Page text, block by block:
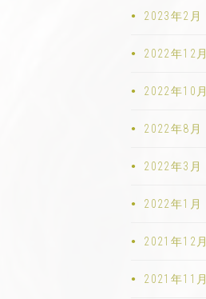
2023年2月
2022年12月
2022年10月
2022年8月
2022年3月
2022年1月
2021年12月
2021年11月